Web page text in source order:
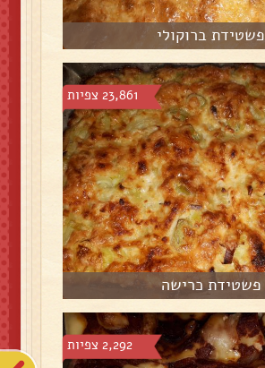
פשטידת ברוקולי
23,861 צפיות
פשטידת כרישה
2,292 צפיות